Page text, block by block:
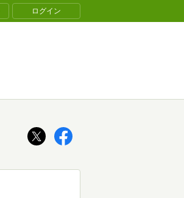
ログイン